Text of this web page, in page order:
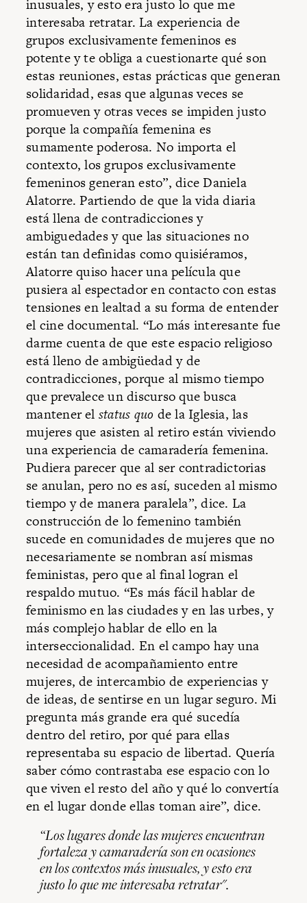
inusuales, y esto era justo lo que me
interesaba retratar. La experiencia de
grupos exclusivamente femeninos es
potente y te obliga a cuestionarte qué son
estas reuniones, estas prácticas que generan
solidaridad, esas que algunas veces se
promueven y otras veces se impiden justo
porque la compañía femenina es
sumamente poderosa. No importa el
contexto, los grupos exclusivamente
femeninos generan esto”, dice Daniela
Alatorre. Partiendo de que la vida diaria
está llena de contradicciones y
ambiguedades y que las situaciones no
están tan definidas como quisiéramos,
Alatorre quiso hacer una película que
pusiera al espectador en contacto con estas
tensiones en lealtad a su forma de entender
el cine documental. “Lo más interesante fue
darme cuenta de que este espacio religioso
está lleno de ambigüedad y de
contradicciones, porque al mismo tiempo
que prevalece un discurso que busca
mantener el status quo de la Iglesia, las
mujeres que asisten al retiro están viviendo
una experiencia de camaradería femenina.
Pudiera parecer que al ser contradictorias
se anulan, pero no es así, suceden al mismo
tiempo y de manera paralela”, dice. La
construcción de lo femenino también
sucede en comunidades de mujeres que no
necesariamente se nombran así mismas
feministas, pero que al final logran el
respaldo mutuo. “Es más fácil hablar de
feminismo en las ciudades y en las urbes, y
más complejo hablar de ello en la
interseccionalidad. En el campo hay una
necesidad de acompañamiento entre
mujeres, de intercambio de experiencias y
de ideas, de sentirse en un lugar seguro. Mi
pregunta más grande era qué sucedía
dentro del retiro, por qué para ellas
representaba su espacio de libertad. Quería
saber cómo contrastaba ese espacio con lo
que viven el resto del año y qué lo convertía
en el lugar donde ellas toman aire”, dice.
“Los lugares donde las mujeres encuentran
fortaleza y camaradería son en ocasiones
en los contextos más inusuales, y esto era
justo lo que me interesaba retratar".